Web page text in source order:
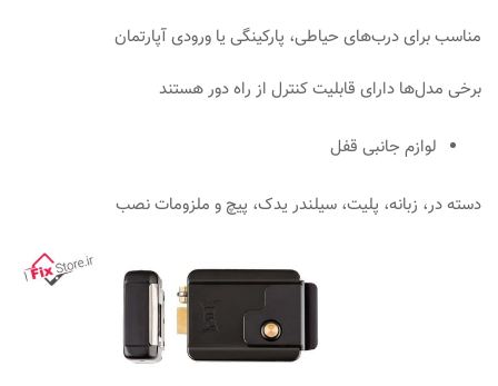
مناسب برای درب‌های حیاطی، پارکینگی یا ورودی آپارتمان
برخی مدل‌ها دارای قابلیت کنترل از راه دور هستند
لوازم جانبی قفل
دسته در، زبانه، پلیت، سیلندر یدک، پیچ و ملزومات نصب